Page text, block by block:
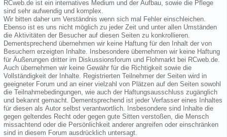
RCweb.de ist ein internatives Medium und der Aufbau, sowie die Pflege
sind sehr aufwendig und komplex.
Wir bitten daher um Verständnis wenn sich mal Fehler einschleichen.
Ebenso ist es uns nicht möglich zu jeder Zeit und unter allen Umständen
die Aktivitäten der Besucher auf diesen Seiten zu konkrollieren.
Dementsprechend übernehmen wir keine Haftung für den Inhalt der von
Besuchern erzeigten Inhalte. Insbesondere übernehmen wir keine Haftung
für Äußerungen dritter im Diskussionsforum und Flohmarkt bei RCweb.de.
Auch übernehmen wir keine Gewähr für die Richtigkeit sowie die
Vollständigkeit der Inhalte. Registrierten Teilnehmer der Seiten wird in
geeigneter Forum und an einer vielzahl von Plätzen auf den Seiten sowohl
die Teilnahmebedingungen, wie auch der Haftungsausschluss zugänglich
und bekannt gemacht. Dementsprechend ist jeder Verfasser eines Inhaltes
für diesen als Autor selbst verantwortlich. Insbesondere sind Inhalte die
gegen geltendes Recht oder gegen gute Sitten verstoßen, die Mensch
missachtend oder die Persönlichkeit anderer angreifen oder einschränken
sind in diesem Forum ausdrücklich untersagt.